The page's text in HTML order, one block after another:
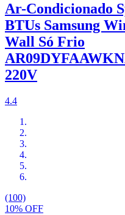
Ar-Condicionado
BTUs Samsung
Wall Só Frio
220V
4.4
(100)
10% OFF